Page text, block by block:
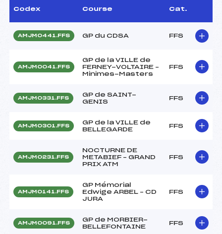
Codex Course Cat.
AMJM0441.FFS GP du CDSA FFS
AMJM0041.FFS
GP de la VILLE de
FERNEY-VOLTAIRE –
Minimes-Masters
FFS
AMJM0331.FFS
GP de SAINT-
GENIS
FFS
AMJM0301.FFS
GP de la VILLE de
BELLEGARDE
FFS
AMJM0231.FFS
NOCTURNE DE
METABIEF – GRAND
PRIX ATM
FFS
AMJM0141.FFS
GP Mémorial
Edwige ARBEL – CD
JURA
FFS
AMJM0091.FFS
GP de MORBIER-
BELLEFONTAINE
FFS